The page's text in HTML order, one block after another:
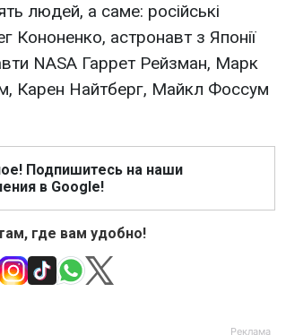
людей, а саме: російські
Кононенко, астронавт з Японії
NASA Гаррет Рейзман, Марк
Карен Найтберг, Майкл Фоссум
Подпишитесь на наши
в Google!
где вам удобно!